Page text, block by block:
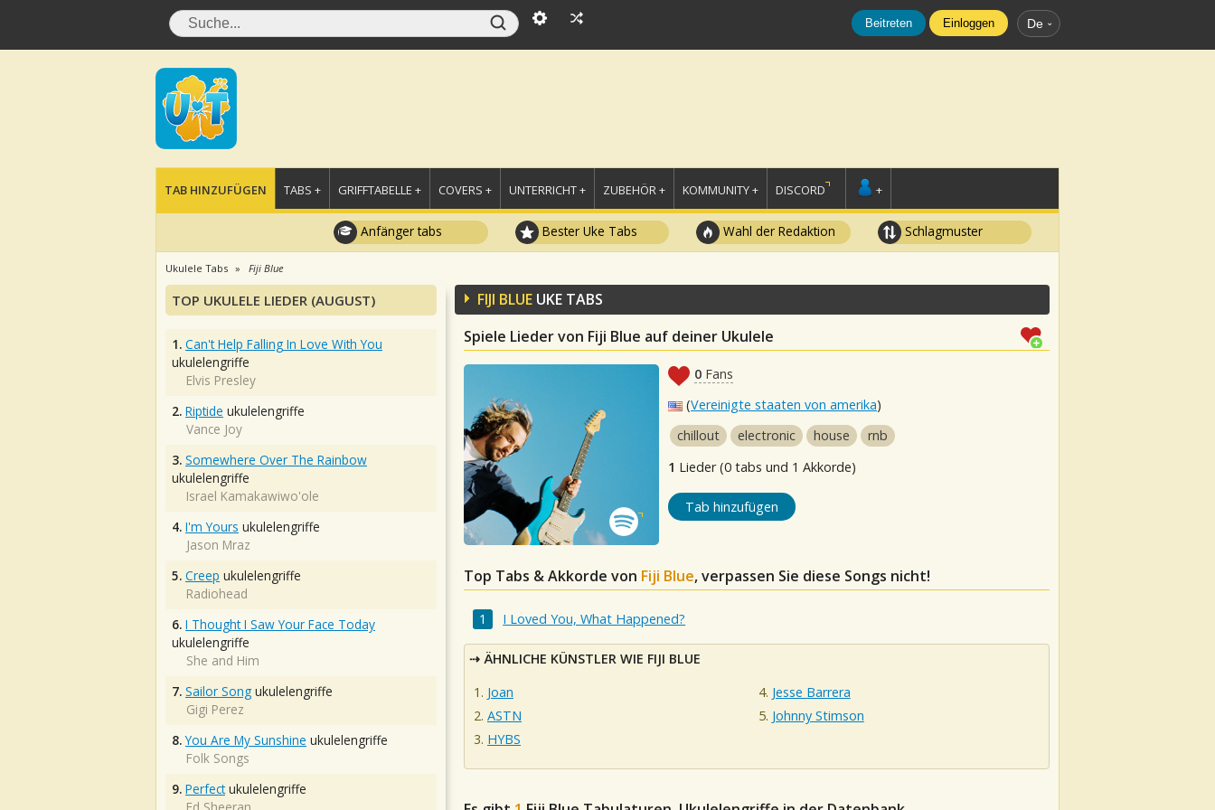
Beitreten Einloggen De
TAB HINZUFÜGEN TABS + GRIFFTABELLE + COVERS + UNTERRICHT + ZUBEHÖR + KOMMUNITY + DISCORD +
Anfänger tabs Bester Uke Tabs Wahl der Redaktion Schlagmuster
Ukulele Tabs Fiji Blue
FIJI BLUE UKE TABS
Spiele Lieder von Fiji Blue auf deiner Ukulele
0 Fans
(Vereinigte staaten von amerika)
chillout
electronic house
rnb
1 Lieder (0 tabs und 1 Akkorde)
Tab hinzufügen
Top Tabs & Akkorde von Fiji Blue, verpassen Sie diese Songs nicht!
I Loved You, What Happened?
ÄHNLICHE KÜNSTLER WIE FIJI BLUE
Joan
ASTN
HYBS
Jesse Barrera
Johnny Stimson
TOP UKULELE LIEDER (AUGUST)
1. Can't Help Falling In Love With You
ukulelengriffe
Elvis Presley
2. Riptide ukulelengriffe
Vance Joy
3. Somewhere Over The Rainbow
ukulelengriffe
Israel Kamakawiwo'ole
4. I'm Yours ukulelengriffe
Jason Mraz
5. Creep ukulelengriffe
Radiohead
6. I Thought I Saw Your Face Today
ukulelengriffe
She and Him
7. Sailor Song ukulelengriffe
Gigi Perez
8. You Are My Sunshine ukulelengriffe
Folk Songs
9. Perfectukulelengriffe